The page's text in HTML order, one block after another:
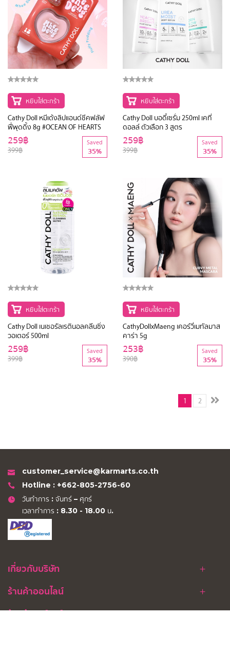
หยิบใส่ตะกร้า
Cathy Doll หมีเด้งลิปแอนด์ชีคฟลัฟ
ฟี่พุดดิ้ง 8g #OCEAN OF HEARTS
399฿
259฿ Saved
35%
หยิบใส่ตะกร้า
Cathy Doll บอดี้เซรั่ม 250ml เคที่
ดอลล์ ตัวเลือก 3 สูตร
399฿
259฿ Saved
35%
หยิบใส่ตะกร้า
Cathy Doll เนเชอรัลเรตินอลคลีนซิ่ง
วอเตอร์ 500ml
399฿
259฿ Saved
35%
หยิบใส่ตะกร้า
CathyDollxMaeng เคอร์วี่เมทัลมาส
คาร่า 5g
390฿
253฿ Saved
35%
1 2
customer_service@karmarts.co.th
Hotline : +662-805-2756-60
วันทำการ : จันทร์ – ศุกร์
เวลาทำการ : 8.30 - 18.00 น.
เกี่ยวกับบริษัท
ร้านค้าออนไลน์
ร้านค้าคาร์มาร์ท